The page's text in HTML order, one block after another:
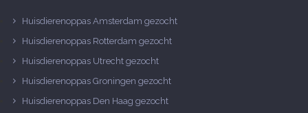
Huisdierenoppas Amsterdam gezocht
Huisdierenoppas Rotterdam gezocht
Huisdierenoppas Utrecht gezocht
Huisdierenoppas Groningen gezocht
Huisdierenoppas Den Haag gezocht